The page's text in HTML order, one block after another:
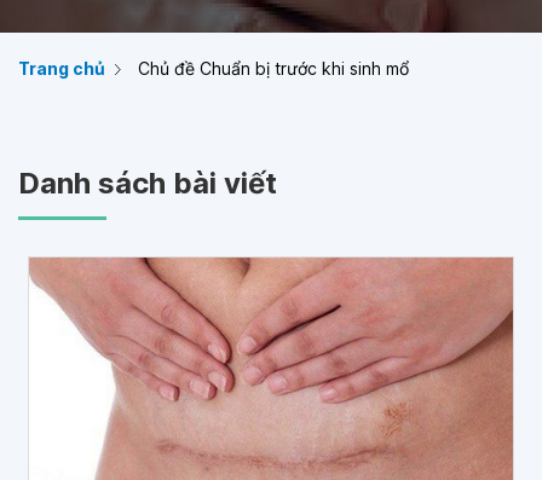
Trang chủ Chủ đề Chuẩn bị trước khi sinh mổ
Danh sách bài viết